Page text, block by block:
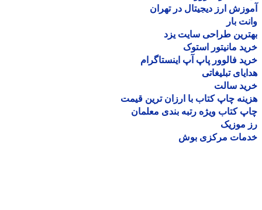
ارز دیجیتال در تهران
بار
طراحی سایت یزد
مانیتور استوک
فالوور پاپ آپ اینستاگرام
تبلیغاتی
سالت
چاپ کتاب با ارزان ترین قیمت
کتاب ویژه رتبه بندی معلمان
موزیک
مرکزی بوش